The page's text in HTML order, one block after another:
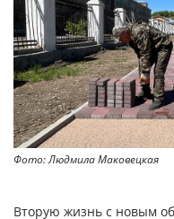
Фото: Людмила Маковецкая
Вторую жизнь с новым